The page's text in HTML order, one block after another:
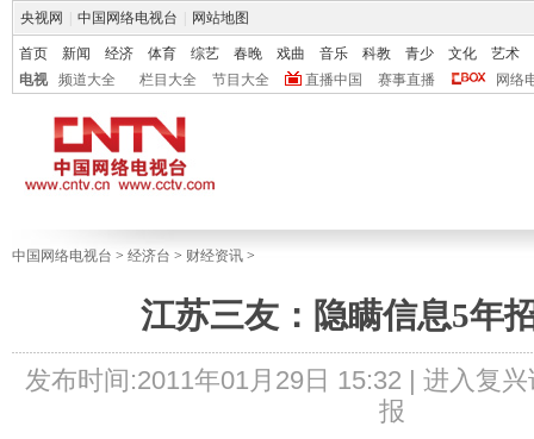
央视网 中国网络电视台 网站地图
首页 新闻 经济 体育 综艺 春晚 戏曲 音乐 科教 青少 文化
艺术
电视
频道大全 栏目大全 节目大全 直播中国 赛事直播 网络
中国网络电视台 > 经济台 > 财经资讯 >
江苏三友：隐瞒信息5年
发布时间:2011年01月29日 15:32 | 进入复兴
报